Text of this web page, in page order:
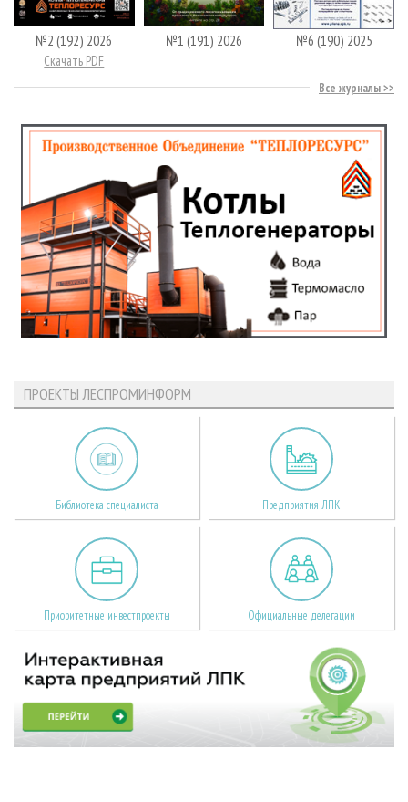
№2 (192) 2026
Скачать PDF
№1 (191) 2026 №6 (190) 2025
Все журналы
ПРОЕКТЫ ЛЕСПРОМИНФОРМ
Библиотека специалиста Предприятия ЛПК
Приоритетные инвестпроекты Официальные делегации